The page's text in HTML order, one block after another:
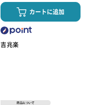
カートに追加
吉兆楽